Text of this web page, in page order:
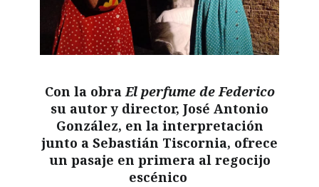
Con la obraEl perfume de Federico
su autor y director, José Antonio
González, en la interpretación
junto a Sebastián Tiscornia, ofrece
un pasaje en primera al regocijo
escénico